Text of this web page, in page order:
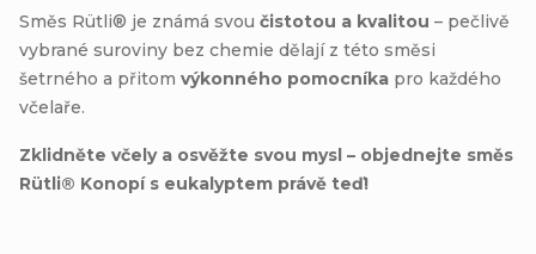
Směs Rütli® je známá svou čistotou a kvalitou – pečlivě
vybrané suroviny bez chemie dělají z této směsi
šetrného a přitom výkonného pomocníka pro každého
včelaře.
Zklidněte včely a osvěžte svou mysl – objednejte směs
Rütli® Konopí s eukalyptem právě teď!